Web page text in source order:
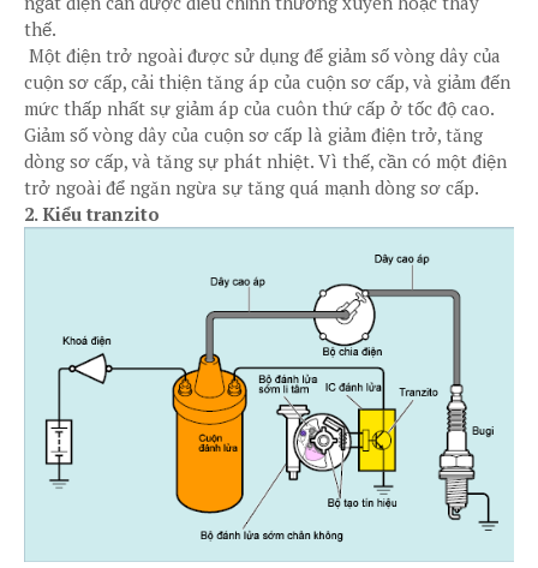
thế.
Một điện trở ngoài được sử dụng để giảm số vòng dây của
cuộn sơ cấp, cải thiện tăng áp của cuộn sơ cấp, và giảm đến
mức thấp nhất sự giảm áp của cuôn thứ cấp ở tốc độ cao.
Giảm số vòng dây của cuộn sơ cấp là giảm điện trở, tăng
dòng sơ cấp, và tăng sự phát nhiệt. Vì thế, cần có một điện
trở ngoài để ngăn ngừa sự tăng quá mạnh dòng sơ cấp.
2. Kiểu tranzito